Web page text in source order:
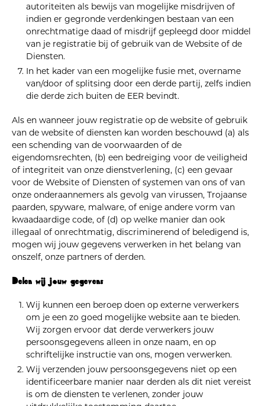
autoriteiten als bewijs van mogelijke misdrijven of
indien er gegronde verdenkingen bestaan van een
onrechtmatige daad of misdrijf gepleegd door middel
van je registratie bij of gebruik van de Website of de
Diensten.
In het kader van een mogelijke fusie met, overname
van/door of splitsing door een derde partij, zelfs indien
die derde zich buiten de EER bevindt.
Als en wanneer jouw registratie op de website of gebruik
van de website of diensten kan worden beschouwd (a) als
een schending van de voorwaarden of de
eigendomsrechten, (b) een bedreiging voor de veiligheid
of integriteit van onze dienstverlening, (c) een gevaar
voor de Website of Diensten of systemen van ons of van
onze onderaannemers als gevolg van virussen, Trojaanse
paarden, spyware, malware, of enige andere vorm van
kwaadaardige code, of (d) op welke manier dan ook
illegaal of onrechtmatig, discriminerend of beledigend is,
mogen wij jouw gegevens verwerken in het belang van
onszelf, onze partners of derden.
Delen wij jouw gegevens
Wij kunnen een beroep doen op externe verwerkers
om je een zo goed mogelijke website aan te bieden.
Wij zorgen ervoor dat derde verwerkers jouw
persoonsgegevens alleen in onze naam, en op
schriftelijke instructie van ons, mogen verwerken.
Wij verzenden jouw persoonsgegevens niet op een
identificeerbare manier naar derden als dit niet vereist
is om de diensten te verlenen, zonder jouw